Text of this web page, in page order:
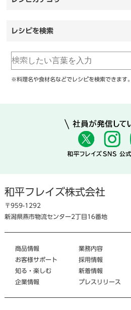
レシピを検索
※料理名や食材名などでレシピを検索できます。
和平フレイズ株式会社
〒959-1292
新潟県燕市物流センター2丁目16番地
商品情報
お客様サポート
知る・楽しむ
企業情報
業務内容
採用情報
新着情報
プレスリリース